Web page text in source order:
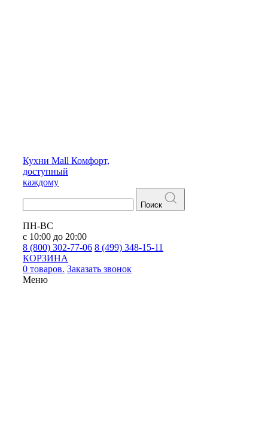
Кухни Mall Комфорт,
доступный
каждому
Поиск
ПН-ВС
с 10:00 до 20:00
8 (800) 302-77-06 8 (499) 348-15-11
КОРЗИНА
0 товаров. Заказать звонок
Меню